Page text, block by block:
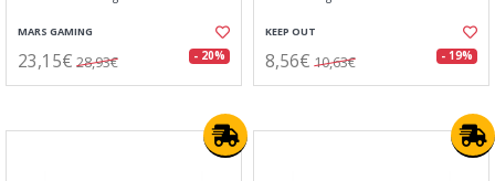
MARS GAMING
23,15€ 28,93€ - 20%
KEEP OUT
8,56€ 10,63€ - 19%